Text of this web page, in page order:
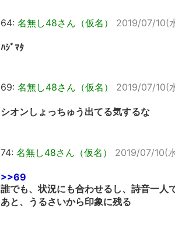
64: 名無し48さん（仮名） 2019/07/10(
ﾊｼﾞﾏﾀ
69: 名無し48さん（仮名） 2019/07/10(
シオンしょっちゅう出てる気するな
74: 名無し48さん（仮名） 2019/07/10(
>>69
誰でも、状況にも合わせるし、詩音一人
あと、うるさいから印象に残る